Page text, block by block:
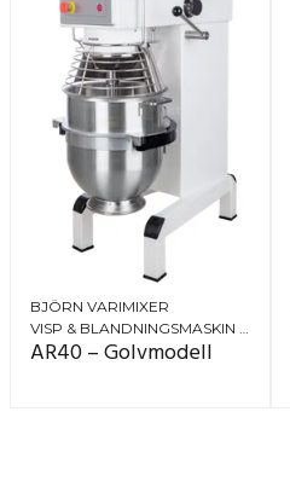
BJÖRN VARIMIXER
VISP & BLANDNINGSMASKIN (PLANETMIXER)
AR40 – Golvmodell